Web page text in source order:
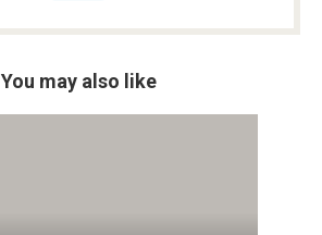
You may also like